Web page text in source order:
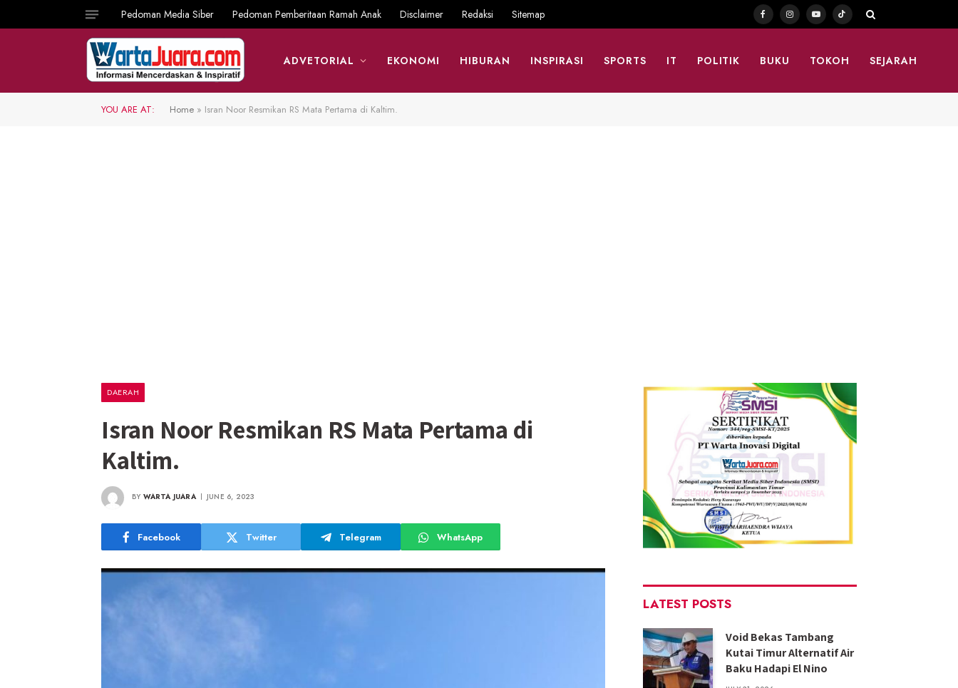
Pedoman Media Siber Pedoman Pemberitaan Ramah Anak Disclaimer Redaksi Sitemap FacebookInstagramYouTubeTikTok
ADVETORIAL EKONOMI HIBURAN INSPIRASI SPORTS IT POLITIK BUKU TOKOH SEJARAH
YOU ARE AT: Home » Isran Noor Resmikan RS Mata Pertama di Kaltim.
DAERAH
Isran Noor Resmikan RS Mata Pertama di
Kaltim.
BY WARTA JUARA JUNE 6, 2023
Facebook Twitter Telegram WhatsApp
LATEST POSTS
Void Bekas Tambang
Kutai Timur Alternatif Air
Baku Hadapi El Nino